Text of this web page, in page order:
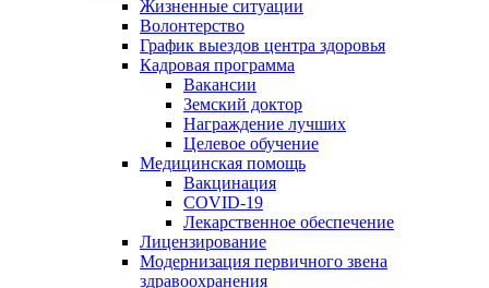
Жизненные ситуации
Волонтерство
График выездов центра здоровья
Кадровая программа
Вакансии
Земский доктор
Награждение лучших
Целевое обучение
Медицинская помощь
Вакцинация
COVID-19
Лекарственное обеспечение
Лицензирование
Модернизация первичного звена
здравоохранения